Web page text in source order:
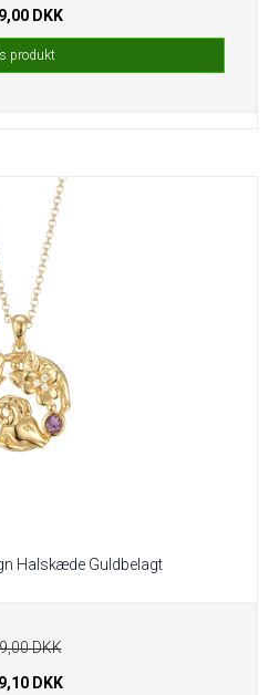
DKK
produkt
Halskæde Guldbelagt
DKK
DKK